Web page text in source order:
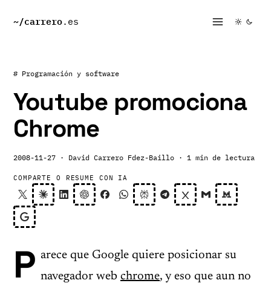
~/carrero.es
# Programación y software
Youtube promociona
Chrome
2008-11-27 · David Carrero Fdez-Baillo · 1 min de lectura
COMPARTE O RESUME CON IA
P arece que Google quiere posicionar su
navegador web chrome, y eso que aun no